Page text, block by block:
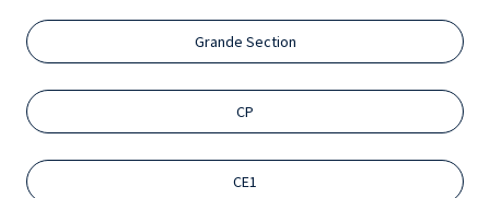
Grande Section
CP
CE1